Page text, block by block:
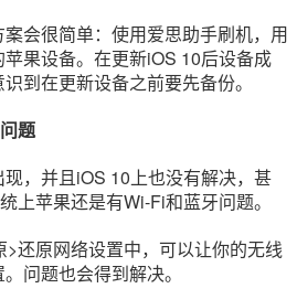
会很简单：使用爱思助手刷机，用
果设备。在更新iOS 10后设备成
到在更新设备之前要先备份。
题
，并且iOS 10上也没有解决，甚
上苹果还是有Wi-Fi和蓝牙问题。
原网络设置中，可以让你的无线
问题也会得到解决。